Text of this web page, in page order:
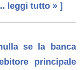
leggi tutto » ]
se la banca
principale